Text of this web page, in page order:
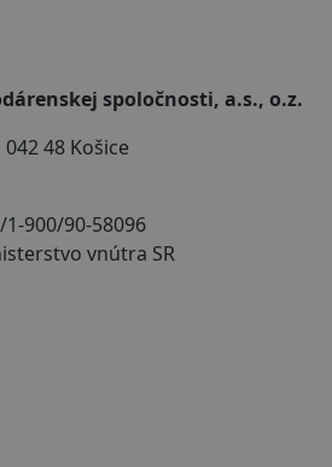
spoločnosti, a.s., o.z.
48 Košice
1-900/90-58096
vnútra SR